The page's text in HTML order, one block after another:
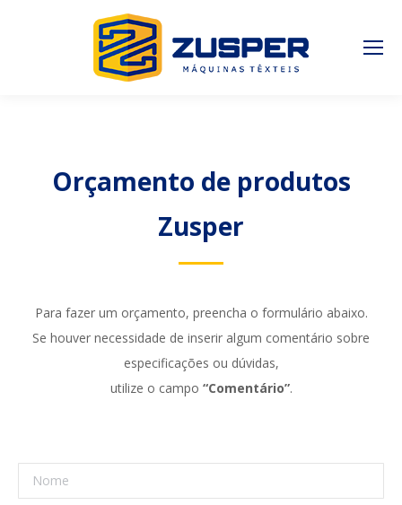
Orçamento de produtos
Zusper
Para fazer um orçamento, preencha o formulário abaixo.
Se houver necessidade de inserir algum comentário sobre
especificações ou dúvidas,
utilize o campo “Comentário”.